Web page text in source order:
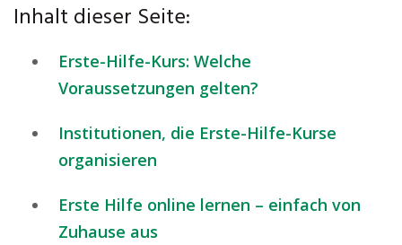
Inhalt dieser Seite:
Erste-Hilfe-Kurs: Welche
Voraussetzungen gelten?
Institutionen, die Erste-Hilfe-Kurse
organisieren
Erste Hilfe online lernen – einfach von
Zuhause aus